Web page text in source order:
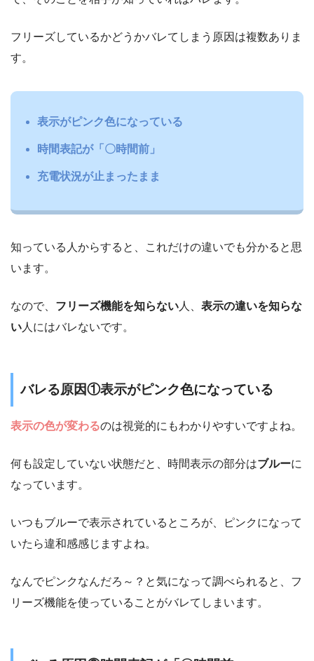
フリーズしているかどうかバレてしまう原因は複数ありま
す。
表示がピンク色になっている
時間表記が「〇時間前」
充電状況が止まったまま
知っている人からすると、これだけの違いでも分かると思
います。
なので、 フリーズ機能を知らない人、 表示の違いを知らな
い人にはバレないです。
バレる原因①表示がピンク色になっている
表示の色が変わるのは視覚的にもわかりやすいですよね。
何も設定していない状態だと、時間表示の部分はブルーに
なっています。
いつもブルーで表示されているところが、ピンクになって
いたら違和感感じますよね。
なんでピンクなんだろ～？と気になって調べられると、フ
リーズ機能を使っていることがバレてしまいます。